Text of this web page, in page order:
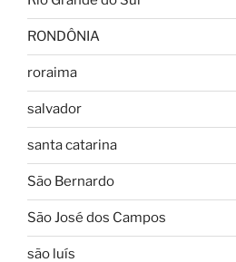
RONDÔNIA
roraima
salvador
santa catarina
São Bernardo
São José dos Campos
são luís